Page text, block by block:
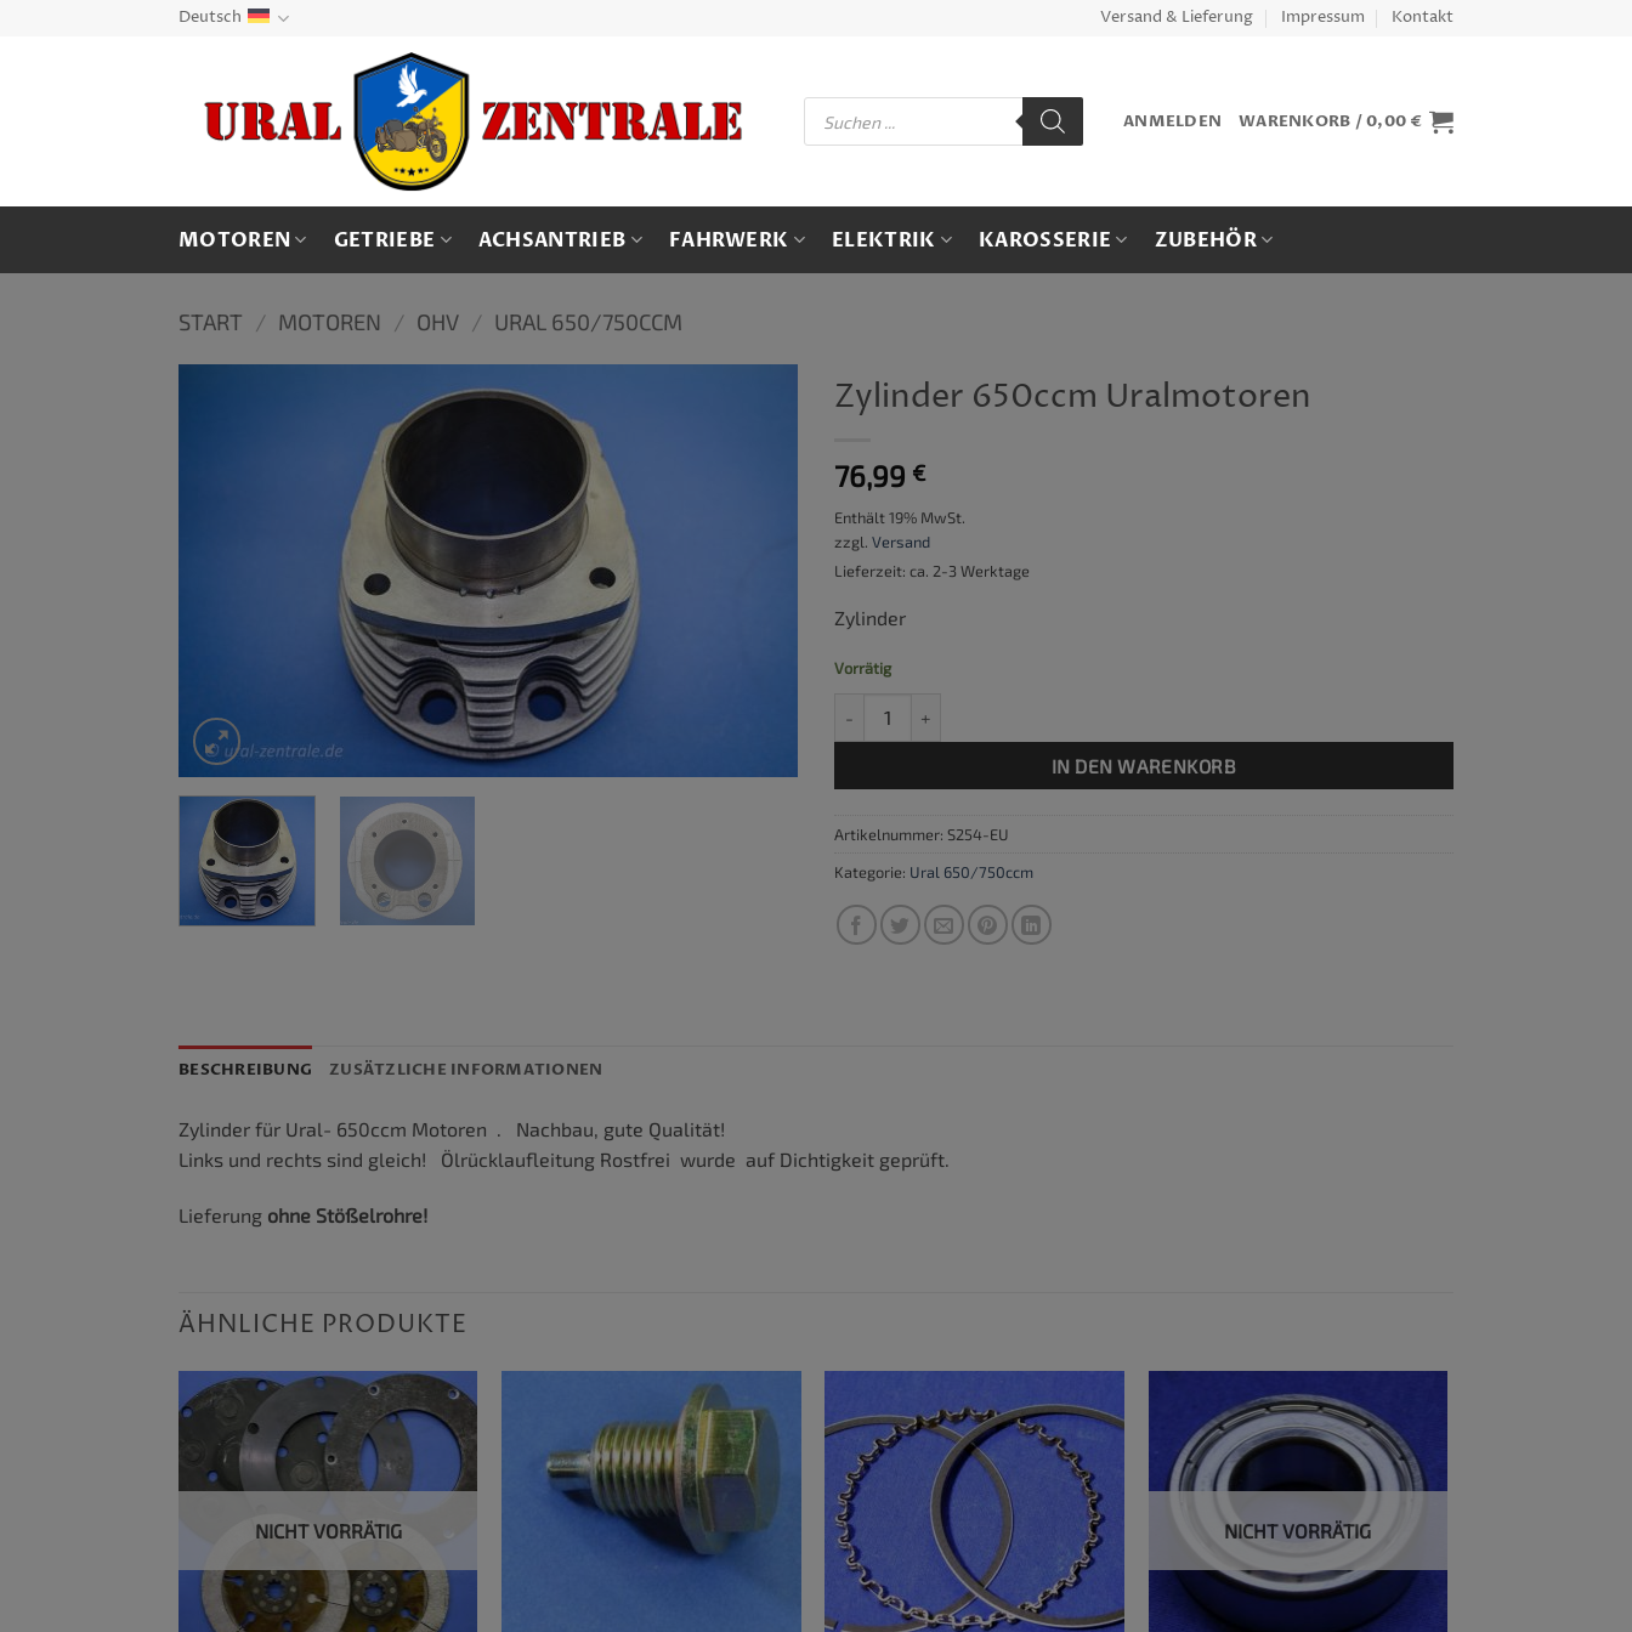
Deutsch Versand & Lieferung Impressum Kontakt
Products
search
ANMELDEN WARENKORB /0,00 €
MOTOREN GETRIEBE ACHSANTRIEB FAHRWERK ELEKTRIK KAROSSERIE ZUBEHÖR
START / MOTOREN / OHV / URAL 650/750CCM
Zylinder 650ccm Uralmotoren
76,99 €
Enthält 19% MwSt.
zzgl. Versand
Lieferzeit: ca. 2-3 Werktage
Zylinder
Vorrätig
IN DEN WARENKORB
Artikelnummer: S254-EU
Kategorie: Ural 650/750ccm
BESCHREIBUNG ZUSÄTZLICHE INFORMATIONEN
Zylinder für Ural- 650ccm Motoren . Nachbau, gute Qualität!
Links und rechts sind gleich! Ölrücklaufleitung Rostfrei wurde auf Dichtigkeit geprüft.
Lieferung ohne Stößelrohre!
ÄHNLICHE PRODUKTE
NICHT VORRÄTIG NICHT VORRÄTIG